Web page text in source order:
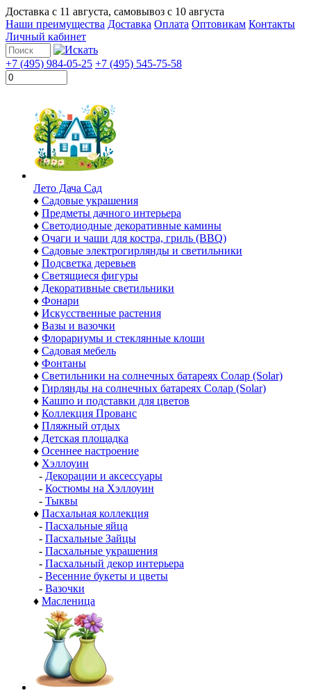
Доставка с 11 августа, самовывоз с 10 августа
Наши преимущества Доставка Оплата Оптовикам Контакты
Личный кабинет
+7 (495) 984-05-25 +7 (495) 545-75-58
Лето Дача Сад
♦ Садовые украшения
♦ Предметы дачного интерьера
♦ Светодиодные декоративные камины
♦ Очаги и чаши для костра, гриль (BBQ)
♦ Садовые электрогирлянды и светильники
♦ Подсветка деревьев
♦ Светящиеся фигуры
♦ Декоративные светильники
♦ Фонари
♦ Искусственные растения
♦ Вазы и вазочки
♦ Флорариумы и стеклянные клоши
♦ Садовая мебель
♦ Фонтаны
♦ Светильники на солнечных батареях Солар (Solar)
♦ Гирлянды на солнечных батареях Солар (Solar)
♦ Кашпо и подставки для цветов
♦ Коллекция Прованс
♦ Пляжный отдых
♦ Детская площадка
♦ Осеннее настроение
♦ Хэллоуин
- Декорации и аксессуары
- Костюмы на Хэллоуин
- Тыквы
♦ Пасхальная коллекция
- Пасхальные яйца
- Пасхальные Зайцы
- Пасхальные украшения
- Пасхальный декор интерьера
- Весенние букеты и цветы
- Вазочки
♦ Масленица